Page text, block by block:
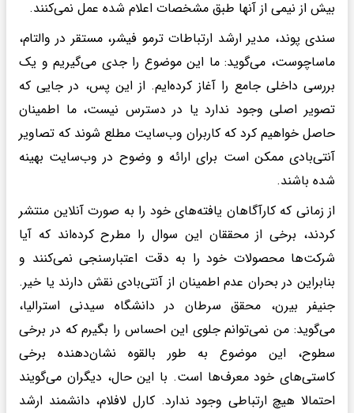
بیش از نیمی از آنها طبق مشخصات اعلام شده عمل نمی‌کنند.
سندی پوند، مدیر ارشد ارتباطات ترمو فیشر، مستقر در والتام،
ماساچوست، می‌گوید: ما این موضوع را جدی می‌گیریم و یک
بررسی داخلی جامع را آغاز کرده‌ایم. از این پس، در جایی که
تصویر اصلی وجود ندارد یا در دسترس نیست، ما اطمینان
حاصل خواهیم کرد که کاربران وب‌سایت مطلع شوند که تصاویر
آنتی‌بادی ممکن است برای ارائه و وضوح در وب‌سایت بهینه
شده باشند.
از زمانی که کارآگاهان یافته‌های خود را به صورت آنلاین منتشر
کردند، برخی از محققان این سوال را مطرح کرده‌اند که آیا
شرکت‌ها محصولات خود را به دقت اعتبارسنجی نمی‌کنند و
بنابراین در بحران عدم اطمینان از آنتی‌بادی نقش دارند یا خیر.
جنیفر بیرن، محقق سرطان در دانشگاه سیدنی استرالیا،
می‌گوید: من نمی‌توانم جلوی این احساس را بگیرم که در برخی
سطوح، این موضوع به طور بالقوه نشان‌دهنده برخی
کاستی‌های خود معرف‌ها است. با این حال، دیگران می‌گویند
احتمالا هیچ ارتباطی وجود ندارد. کارل لافلام، دانشمند ارشد